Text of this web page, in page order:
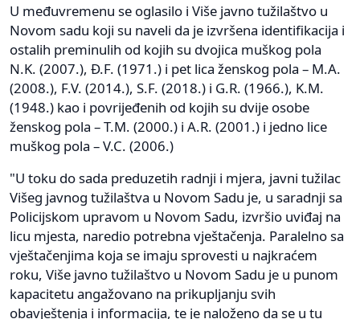
U međuvremenu se oglasilo i Više javno tužilaštvo u
Novom sadu koji su naveli da je izvršena identifikacija i
ostalih preminulih od kojih su dvojica muškog pola
N.K. (2007.), Đ.F. (1971.) i pet lica ženskog pola – M.A.
(2008.), F.V. (2014.), S.F. (2018.) i G.R. (1966.), K.M.
(1948.) kao i povrijeđenih od kojih su dvije osobe
ženskog pola – T.M. (2000.) i A.R. (2001.) i jedno lice
muškog pola – V.C. (2006.)
"U toku do sada preduzetih radnji i mjera, javni tužilac
Višeg javnog tužilaštva u Novom Sadu je, u saradnji sa
Policijskom upravom u Novom Sadu, izvršio uviđaj na
licu mjesta, naredio potrebna vještačenja. Paralelno sa
vještačenjima koja se imaju sprovesti u najkraćem
roku, Više javno tužilaštvo u Novom Sadu je u punom
kapacitetu angažovano na prikupljanju svih
obavještenja i informacija, te je naloženo da se u tu